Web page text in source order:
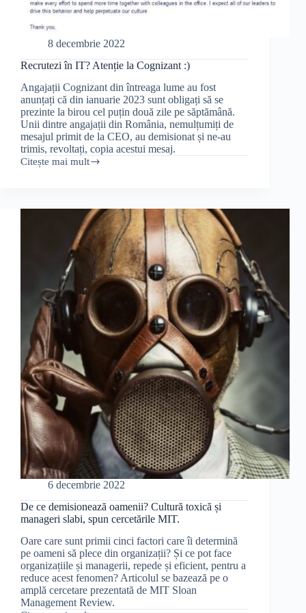
8 decembrie 2022
Recrutezi în IT? Atenție la Cognizant :)
Angajații Cognizant din întreaga lume au fost
anunțați că din ianuarie 2023 sunt obligați să se
prezinte la birou cel puțin două zile pe săptămână.
Unii dintre angajații din România, nemulțumiți de
mesajul primit de la CEO, au demisionat și ne-au
trimis, revoltați, copia acestui mesaj.
Citește mai mult
Recrutezi
6 decembrie 2022
De ce demisionează oamenii? Cultură toxică și
manageri slabi, spun cercetările MIT.
Oare care sunt primii cinci factori care îi determină
pe oameni să plece din organizații? Și ce pot face
organizațiile și managerii, repede și eficient, pentru a
reduce acest fenomen? Articolul se bazează pe o
amplă cercetare prezentată de MIT Sloan
Management Review.